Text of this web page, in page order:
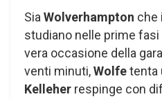
Sia Wolverhampton che il
studiano nelle prime fasi
vera occasione della
venti minuti,Wolfetenta
Kelleher respinge con